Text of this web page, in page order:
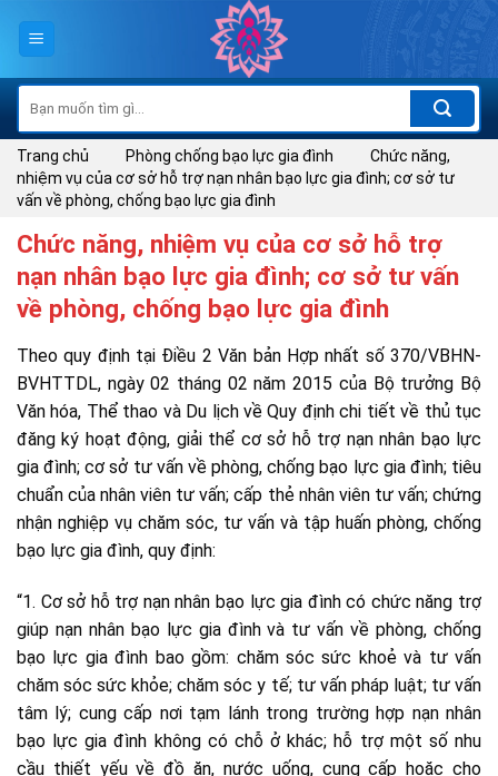
kiếm:
Trang chủ Phòng chống bạo lực gia đình
Chức năng,
nhiệm vụ của cơ sở hỗ trợ nạn nhân bạo lực gia đình; cơ sở tư
vấn về phòng, chống bạo lực gia đình
Chức năng, nhiệm vụ của cơ sở hỗ trợ
nạn nhân bạo lực gia đình; cơ sở tư vấn
về phòng, chống bạo lực gia đình
Theo quy định tại Điều 2 Văn bản Hợp nhất số 370/VBHN-
BVHTTDL, ngày 02 tháng 02 năm 2015 của Bộ trưởng Bộ
Văn hóa, Thể thao và Du lịch về Quy định chi tiết về thủ tục
đăng ký hoạt động, giải thể cơ sở hỗ trợ nạn nhân bạo lực
gia đình; cơ sở tư vấn về phòng, chống bạo lực gia đình; tiêu
chuẩn của nhân viên tư vấn; cấp thẻ nhân viên tư vấn; chứng
nhận nghiệp vụ chăm sóc, tư vấn và tập huấn phòng, chống
bạo lực gia đình, quy định:
“1. Cơ sở hỗ trợ nạn nhân bạo lực gia đình có chức năng trợ
giúp nạn nhân bạo lực gia đình và tư vấn về phòng, chống
bạo lực gia đình bao gồm: chăm sóc sức khoẻ và tư vấn
chăm sóc sức khỏe; chăm sóc y tế; tư vấn pháp luật; tư vấn
tâm lý; cung cấp nơi tạm lánh trong trường hợp nạn nhân
bạo lực gia đình không có chỗ ở khác; hỗ trợ một số nhu
cầu thiết yếu về đồ ăn, nước uống, cung cấp hoặc cho